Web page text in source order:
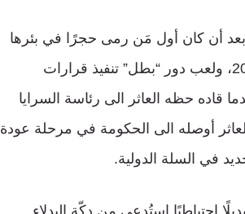
بعد أن كان أول مَن رمى حجرًا في بئرها
مع اندلاع المؤامرة الكبرى التي تعرّضت لها بدءًا من العام 2011، ولعب دور “بطل” تنفيذ قرارات
قاده حظه العاثر الى رئاسة السرايا
أوصله الى الحكومة في مرحلة عودة
في السلة الدولية.
احتياطيًا استُدعي من دكّة البدلاء